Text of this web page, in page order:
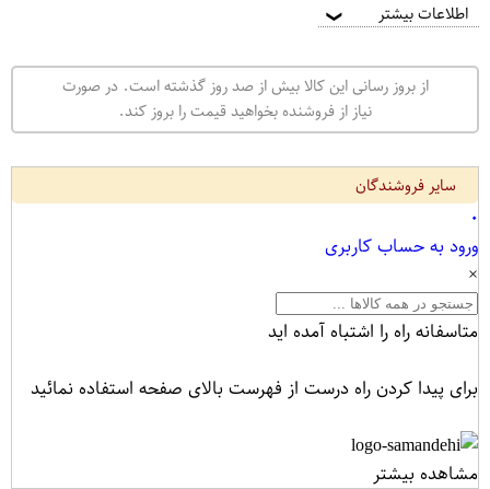
اطلاعات بیشتر ❯
از بروز رسانی این کالا بیش از صد روز گذشته است. در صورت
نیاز از فروشنده بخواهید قیمت را بروز کند.
سایر فروشندگان
۰
ورود به حساب کاربری
×
متاسفانه راه را اشتباه آمده اید
برای پیدا کردن راه درست از فهرست بالای صفحه استفاده نمائید
مشاهده بیشتر